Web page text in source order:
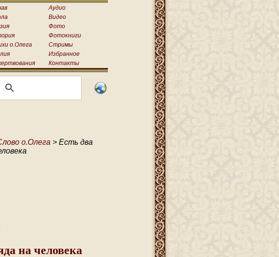
Аудио
Видео
Фото
Фотокниги
о.Олега
Стримы
Избранное
Контакты
о.Олега > Есть два
на человека